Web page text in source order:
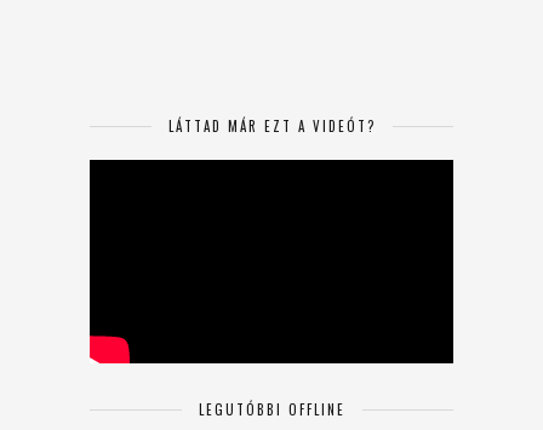
LÁTTAD MÁR EZT A VIDEÓT?
LEGUTÓBBI OFFLINE